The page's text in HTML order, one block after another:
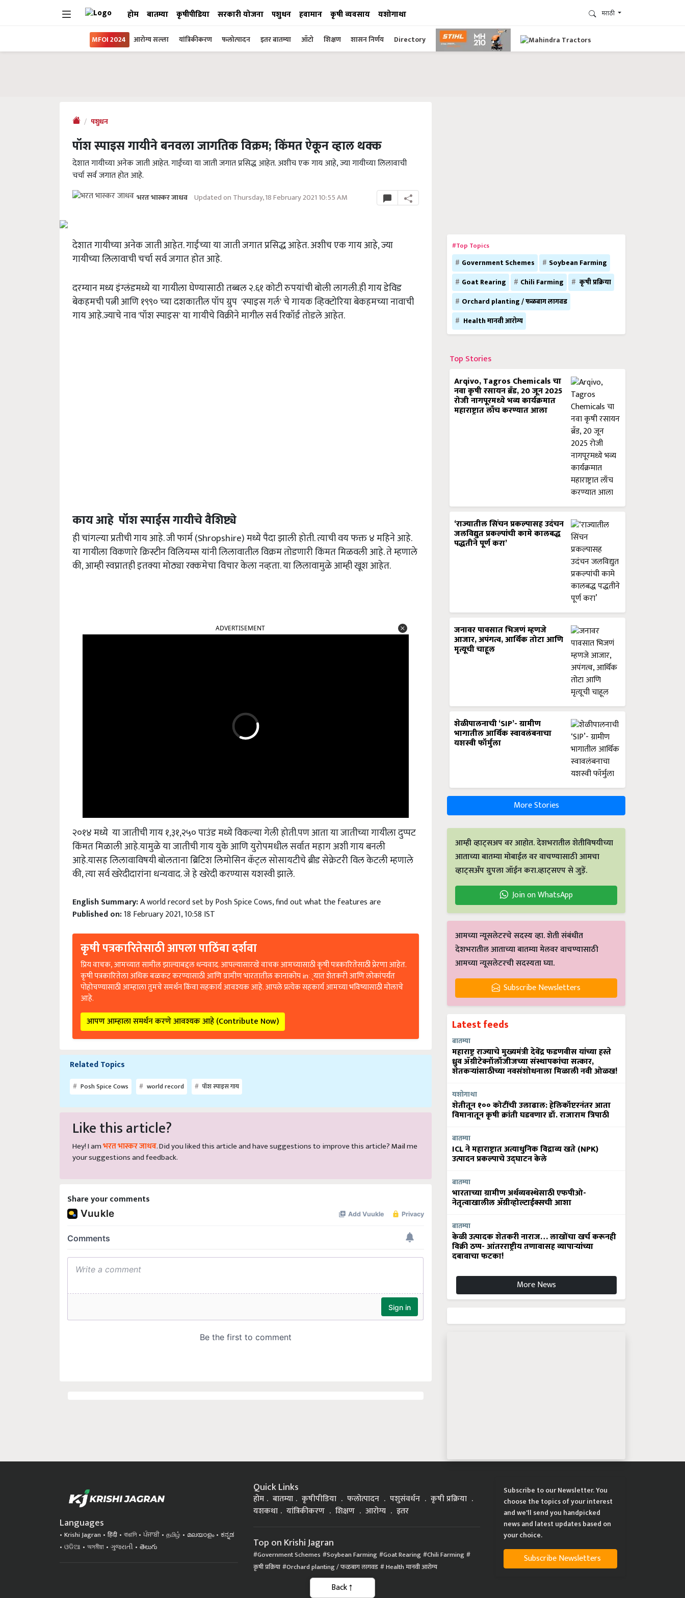
होम बातम्या कृषीपीडिया सरकारी योजना पशुधन हवामान कृषी व्यवसाय यशोगाथा मराठी
MFOI 2024 आरोग्य सल्ला यांत्रिकीकरण फलोत्पादन इतर बातम्या ऑटो शिक्षण शासन निर्णय Directory
पशुधन
पॉश स्पाइस गायीने बनवला जागतिक विक्रम; किंमत ऐकून व्हाल थक्क
देशात गायीच्या अनेक जाती आहेत. गाईंच्या या जाती जगात प्रसिद्ध आहेत. अशीच एक गाय आहे, ज्या गायीच्या लिलावाची
चर्चा सर्व जगात होत आहे.
भरत भास्कर जाधव Updated on Thursday, 18 February 2021 10:55 AM
देशात गायीच्या अनेक जाती आहेत. गाईंच्या या जाती जगात प्रसिद्ध आहेत. अशीच एक गाय आहे,ज्या
गायीच्या लिलावाची चर्चा सर्व जगात होत आहे.
दरम्यान मध्य इंग्लंडमध्ये या गायीला घेण्यासाठी तब्बल २.६१ कोटी रुपयांची बोली लागली.ही गाय डेविड
बेकहमची पत्नी आणि १९९० च्या दशकातील पॉप ग्रुप 'स्पाइस गर्ल'चे गायक व्हिक्टोरिया बेकहमच्या नावाची
गाय आहे.ज्याचे नाव'पॉश स्पाइस'या गायीचे विक्रीने मागील सर्व रिकॉर्ड तोडले आहेत.
काय आहे पॉश स्पाईस गायीचे वैशिष्ट्ये
ही चांगल्या प्रतीची गाय आहे. जी फार्म (Shropshire)मध्ये पैदा झाली होती. त्याची वय फक्त ४ महिने आहे.
या गायीला विकणारे क्रिस्टीन विलियम्स यांनी लिलावातील विक्रम तोडणारी किंमत मिळवली आहे. ते म्हणाले
की,आम्ही स्वप्नातही इतक्या मोठ्या रक्कमेचा विचार केला नव्हता. या लिलावामुळे आम्ही खूश आहेत.
२०१४मध्ये या जातीची गाय १,३१,२५० पाउंड मध्ये विकल्या गेली होती.पण आता या जातीच्या गायीला दुप्पट
किंमत मिळाली आहे.यामुळे या जातीची गाय युके आणि युरोपमधील सर्वात महाग अशी गाय बनली
आहे.यासह लिलावाविषयी बोलताना ब्रिटिश लिमोसिन कॅट्ल सोसायटीचे ब्रीड सेक्रेटरी विल केटली म्हणाले
की,त्या सर्व खरेदीदारांना धन्यवाद. जे हे खरेदी करण्यास यशस्वी झाले.
English Summary: A world record set by Posh Spice Cows, find out what the features are
Published on:18 February 2021, 10:58 IST
कृषी पत्रकारितेसाठी आपला पाठिंबा दर्शवा
प्रिय वाचक, आमच्यात सामील झाल्याबद्दल धन्यवाद. आपल्यासारखे वाचक आमच्यासाठी कृषी पत्रकारितेसाठी प्रेरणा आहेत.
कृषी पत्रकारितेला अधिक बळकट करण्यासाठी आणि ग्रामीण भारतातील कानाकोप in्यात शेतकरी आणि लोकांपर्यंत
पोहोचण्यासाठी आम्हाला तुमचे समर्थन किंवा सहकार्य आवश्यक आहे. आपले प्रत्येक सहकार्य आमच्या भविष्यासाठी मोलाचे
आहे.
आपण आम्हाला समर्थन करणे आवश्यक आहे (Contribute Now)
Related Topics
Posh Spice Cows world record पॉश स्पाइस गाय
Like this article?
Hey! I am भरत भास्कर जाधव . Did you liked this article and have suggestions to improve this article? Mail
your suggestions and feedback.
Share your comments
#Top Topics
Government Schemes
Soybean Farming
Goat Rearing
Chili Farming
कृषी प्रक्रिया
Orchard planting / फळबाग लागवड
Health मानवी आरोग्य
Top Stories
Arqivo, Tagros Chemicals चा
नवा कृषी रसायन ब्रँड, 20 जून 2025
रोजी नागपूरमध्ये भव्य कार्यक्रमात
महाराष्ट्रात लाँच करण्यात आला
‘राज्यातील सिंचन प्रकल्पासह उदंचन
जलविद्युत प्रकल्पांची कामे कालबद्ध
पद्धतीने पूर्ण करा’
जनावर पावसात भिजणं म्हणजे
आजार, अपंगत्व, आर्थिक तोटा आणि
मृत्यूची चाहूल
शेळीपालनाची ‘SIP’- ग्रामीण
भागातील आर्थिक स्वावलंबनाचा
यशस्वी फॉर्मुला
More Stories
आम्ही व्हाट्सअप वर आहोत. देशभरातील शेतीविषयीच्या
आताच्या बातम्या मोबाईल वर वाचण्यासाठी आमचा
व्हाट्सअँप ग्रुपला जॉईन करा.व्हाट्सएप से जुड़ें.
Join on WhatsApp
आमच्या न्यूसलेटरचे सदस्य व्हा. शेती संबंधीत
देशभरातील आताच्या बातम्या मेलवर वाचण्यासाठी
आमच्या न्यूसलेटरची सदस्यता घ्या.
Subscribe Newsletters
Latest feeds
बातम्या
महाराष्ट्र राज्याचे मुख्यमंत्री देवेंद्र फडणवीस यांच्या हस्ते
ध्रुव ॲग्रीटेक्नॉलॉजीजच्या संस्थापकांचा सत्कार,
शेतकऱ्यांसाठीच्या नवसंशोधनाला मिळाली नवी ओळख!
यशोगाथा
शेतीतून १०० कोटींची उलाढाल: हेलिकॉप्टरनंतर आता
विमानातून कृषी क्रांती घडवणार डॉ. राजाराम त्रिपाठी
बातम्या
ICL ने महाराष्ट्रात अत्याधुनिक विद्राव्य खते (NPK)
उत्पादन प्रकल्पाचे उद्घाटन केले
बातम्या
भारताच्या ग्रामीण अर्थव्यवस्थेसाठी एफपीओ-
नेतृत्वाखालील अ‍ॅग्रीव्होल्टाईक्सची आशा
बातम्या
केळी उत्पादक शेतकरी नाराज… लाखोंचा खर्च करूनही
विक्री ठप्प- आंतरराष्ट्रीय तणावासह व्यापाऱ्यांच्या
दबावाचा फटका!
More News
Languages
Krishi Jagran हिंदी বাঙালি ਪੰਜਾਬੀ தமிழ் മലയാളം
ಕನ್ನಡ
ଓଡିଆ
অসমীয়া ગુજરાતી తెలుగు
Quick Links
होम बातम्या कृषीपीडिया फलोत्पादन पशुसंवर्धन
कृषी प्रक्रिया
यशकथा
यांत्रिकीकरण शिक्षण आरोग्य इतर
Top on Krishi Jagran
Government Schemes Soybean Farming Goat Rearing Chili Farming
कृषी प्रक्रिया Orchard planting / फळबाग लागवड Health मानवी आरोग्य
Subscribe to our Newsletter. You
choose the topics of your interest
and we'll send you handpicked
news and latest updates based on
your choice.
Subscribe Newsletters
Back